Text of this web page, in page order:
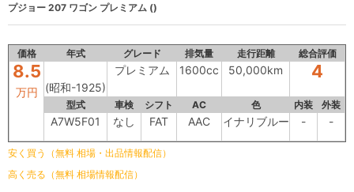
プジョー 207 ワゴン プレミアム ()
価格 年式 グレード 排気量 走行距離 総合評価
8.5
万円 (昭和-1925)
プレミアム 1600cc 50,000km 4
型式 車検 シフト AC 色 内装 外装
A7W5F01 なし FAT AAC イナリブルー - -
安く買う（無料 相場・出品情報配信）
高く売る（無料 相場情報配信）